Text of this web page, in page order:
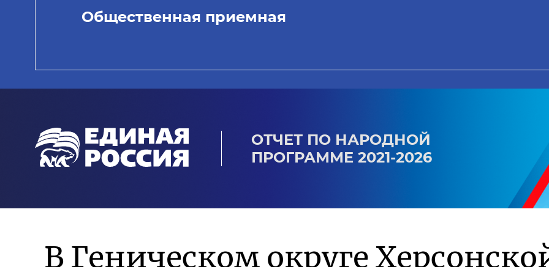
Общественная приемная
ОТЧЕТ ПО НАРОДНОЙ
ПРОГРАММЕ 2021-2026
В Геническом округе